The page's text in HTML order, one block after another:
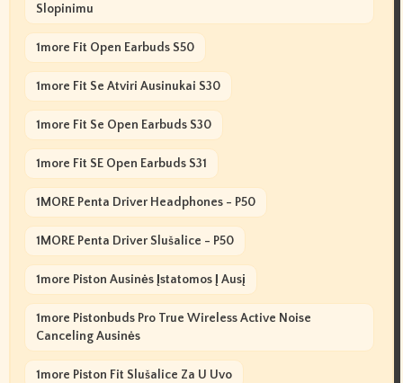
Slopinimu
1more Fit Open Earbuds S50
1more Fit Se Atviri Ausinukai S30
1more Fit Se Open Earbuds S30
1more Fit SE Open Earbuds S31
1MORE Penta Driver Headphones - P50
1MORE Penta Driver Slušalice - P50
1more Piston Ausinės Įstatomos Į Ausį
1more Pistonbuds Pro True Wireless Active Noise
Canceling Ausinės
1more Piston Fit Slušalice Za U Uvo